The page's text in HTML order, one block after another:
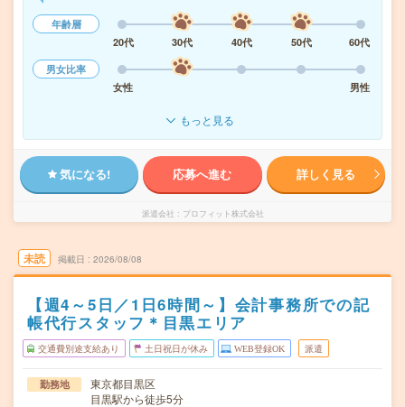
年齢層
20代
30代 40代 50代
60代
男女比率
女性
男性
もっと見る
気になる! 応募へ進む 詳しく見る
派遣会社 プロフィット株式会社
未読 掲載日 2026/08/08
【週4～5日／1日6時間～】会計事務所での記
帳代行スタッフ＊目黒エリア
交通費別途支給あり 土日祝日が休み WEB登録OK 派遣
勤務地
東京都目黒区
目黒駅から徒歩5分